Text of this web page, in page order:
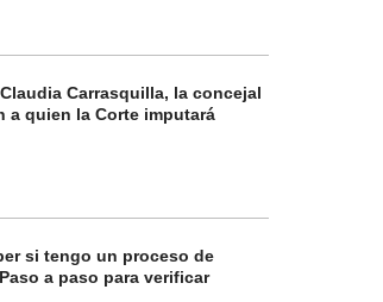
Carrasquilla, la concejal
a quien la Corte imputará
si tengo un proceso de
a paso para verificar